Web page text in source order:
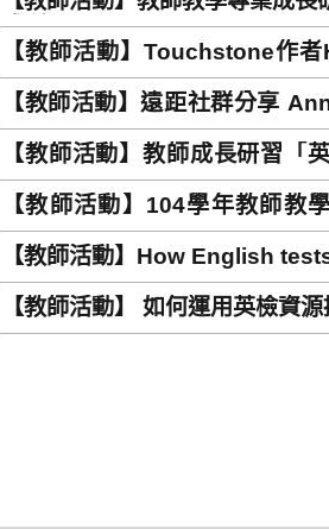
成績」Workshop: When
scores in Standardized Tests
【教師活動】Touchstone作
Seminar(with the author of
【教師活動】遠距社群分享
Learning)
【教師活動】教師成長研習
Design in English Test
【教師活動】104學年教師教
Workshop III
【教師活動】How English
【教師活動】 如何運用英檢資